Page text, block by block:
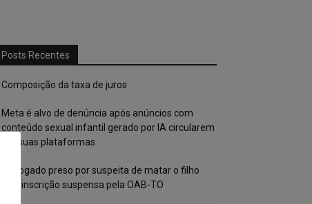
Posts Recentes
Composição da taxa de juros
Meta é alvo de denúncia após anúncios com
conteúdo sexual infantil gerado por IA circularem
em suas plataformas
Advogado preso por suspeita de matar o filho
tem inscrição suspensa pela OAB-TO